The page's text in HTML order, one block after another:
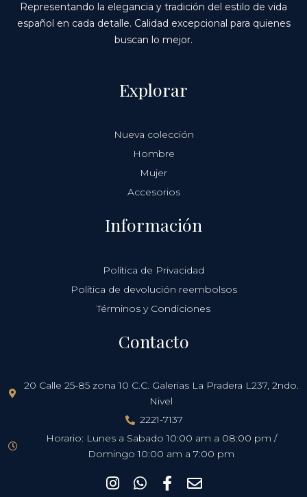
Representando la elegancia y tradición del estilo de vida
español en cada detalle. Calidad excepcional para quienes
buscan lo mejor.
Explorar
Nueva colección
Hombre
Mujer
Accesorios
Información
Política de Privacidad
Política de devolución reembolsos
Términos y Condiciones
Contacto
20 Calle 25-85 zona 10 C.C. Galerias La Pradera L237, 2ndo.
Nivel
2221-7137
Horario: Lunes a Sabado 10:00 am a 08:00 pm /
Domingo 10:00 am a 7:00 pm
I
W
F
E